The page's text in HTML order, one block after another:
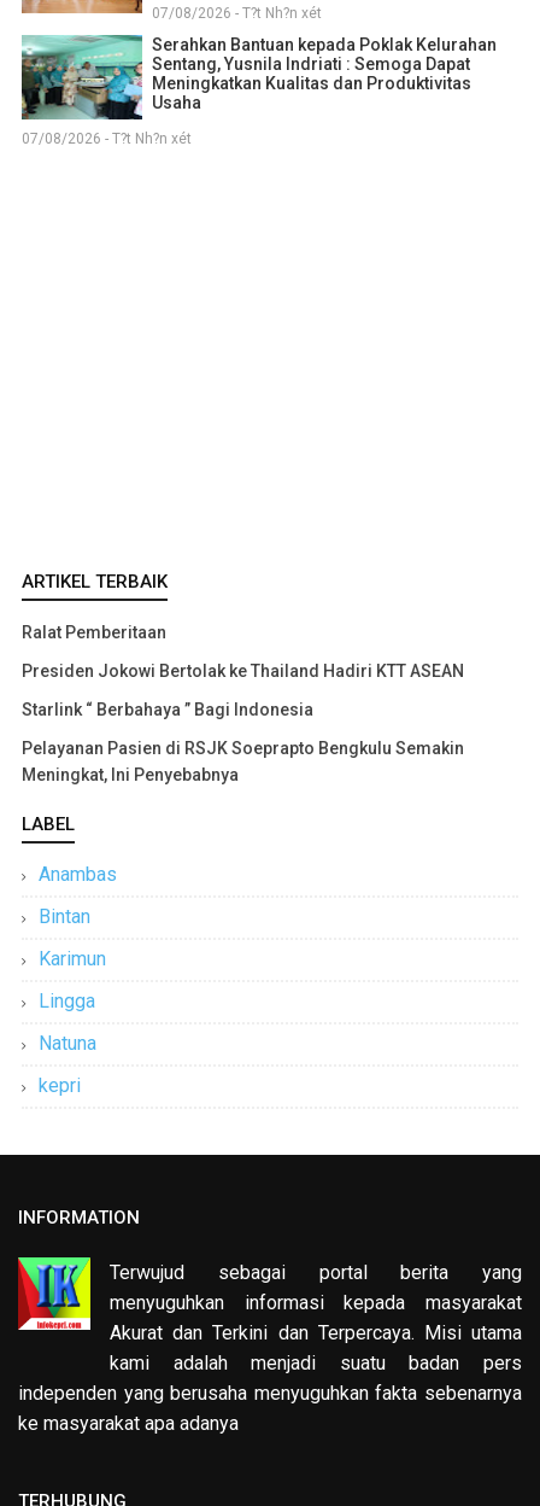
07/08/2026 - T?t Nh?n xét
Serahkan Bantuan kepada Poklak Kelurahan
Sentang, Yusnila Indriati : Semoga Dapat
Meningkatkan Kualitas dan Produktivitas
Usaha
07/08/2026 - T?t Nh?n xét
ARTIKEL TERBAIK
Ralat Pemberitaan
Presiden Jokowi Bertolak ke Thailand Hadiri KTT ASEAN
Starlink “ Berbahaya ” Bagi Indonesia
Pelayanan Pasien di RSJK Soeprapto Bengkulu Semakin
Meningkat, Ini Penyebabnya
LABEL
Anambas
Bintan
Karimun
Lingga
Natuna
kepri
INFORMATION
Terwujud sebagai portal berita yang
menyuguhkan informasi kepada masyarakat
Akurat dan Terkini dan Terpercaya. Misi utama
kami adalah menjadi suatu badan pers
independen yang berusaha menyuguhkan fakta sebenarnya
ke masyarakat apa adanya
TERHUBUNG